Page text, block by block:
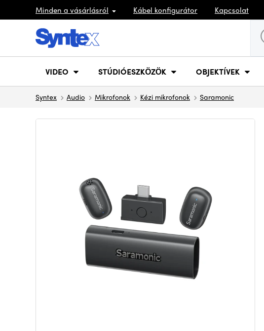
Minden a vásárlásról Kábel konfigurátor Kapcsolat
VIDEO STÚDIÓESZKÖZÖK OBJEKTÍVEK
Syntex Audio Mikrofonok Kézi mikrofonok Saramonic